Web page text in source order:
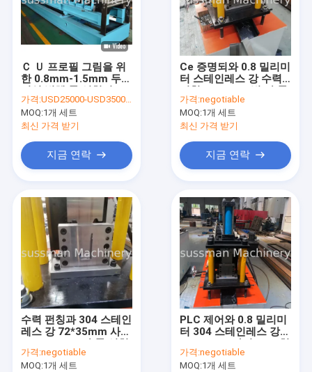
우레탄 샌드위치 패널 생산 라인
PU 샌드위치 벽면
선을 째는 강철
기계를 형성 더블 레이어 롤
기계를 형성 수채통 롤
롤 성형 장비
강철사일로 롤 성형기
지주 채널 롤 성형기
Ｃ Ｕ 프로필 그림을 위
한 0.8mm-1.5mm 두께
가격:USD25000-USD35000 Per set
MOQ:1개 세트
최신 가격 받기
지금 연락
Ce 증명되와 0.8 밀리미
터 스테인레스 강 수력
성형기
가격:negotiable
MOQ:1개 세트
최신 가격 받기
지금 연락
수력 펀칭과 304 스테인
레스 강 72*35mm 사이
기
가격:negotiable
MOQ:1개 세트
PLC 제어와 0.8 밀리미
터 304 스테인레스 강
상 각도 롤 성형기
가격:negotiable
MOQ:1개 세트